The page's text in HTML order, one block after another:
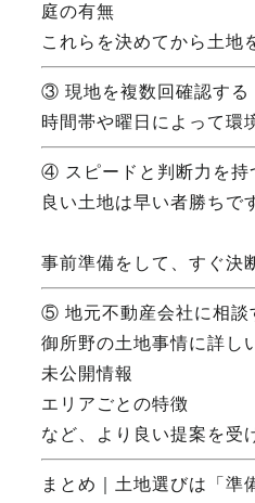
庭の有無
これらを決めてから土地
③ 現地を複数回確認する
時間帯や曜日によって環
④ スピードと判断力を持
良い土地は早い者勝ちで
事前準備をして、すぐ決
⑤ 地元不動産会社に相談
御所野の土地事情に詳し
未公開情報
エリアごとの特徴
など、より良い提案を受
まとめ｜土地選びは「準